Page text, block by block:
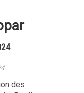
des